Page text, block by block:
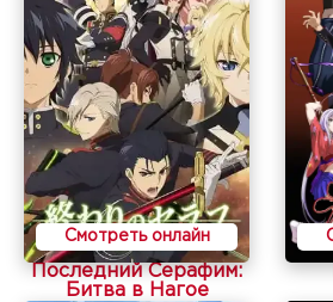
Смотреть онлайн
Последний Серафим:
Битва в Нагое